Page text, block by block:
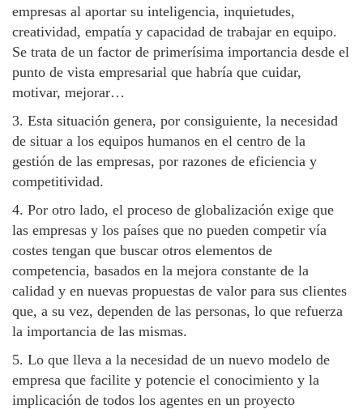
empresas al aportar su inteligencia, inquietudes,
creatividad, empatía y capacidad de trabajar en equipo.
Se trata de un factor de primerísima importancia desde el
punto de vista empresarial que habría que cuidar,
motivar, mejorar…
3. Esta situación genera, por consiguiente, la necesidad
de situar a los equipos humanos en el centro de la
gestión de las empresas, por razones de eficiencia y
competitividad.
4. Por otro lado, el proceso de globalización exige que
las empresas y los países que no pueden competir vía
costes tengan que buscar otros elementos de
competencia, basados en la mejora constante de la
calidad y en nuevas propuestas de valor para sus clientes
que, a su vez, dependen de las personas, lo que refuerza
la importancia de las mismas.
5. Lo que lleva a la necesidad de un nuevo modelo de
empresa que facilite y potencie el conocimiento y la
implicación de todos los agentes en un proyecto